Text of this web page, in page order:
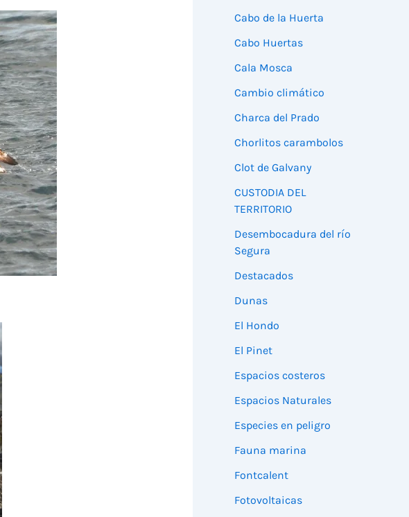
Cabo de la Huerta
Cabo Huertas
Cala Mosca
Cambio climático
Charca del Prado
Chorlitos carambolos
Clot de Galvany
CUSTODIA DEL
TERRITORIO
Desembocadura del río
Segura
Destacados
Dunas
El Hondo
El Pinet
Espacios costeros
Espacios Naturales
Especies en peligro
Fauna marina
Fontcalent
Fotovoltaicas